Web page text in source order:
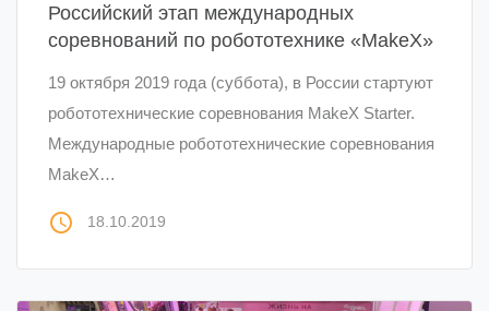
Российский этап международных
соревнований по робототехнике «MakeX»
19 октября 2019 года (суббота), в России стартуют
робототехнические соревнования MakeX Starter.
Международные робототехнические соревнования
MakeX…
access_time 18.10.2019